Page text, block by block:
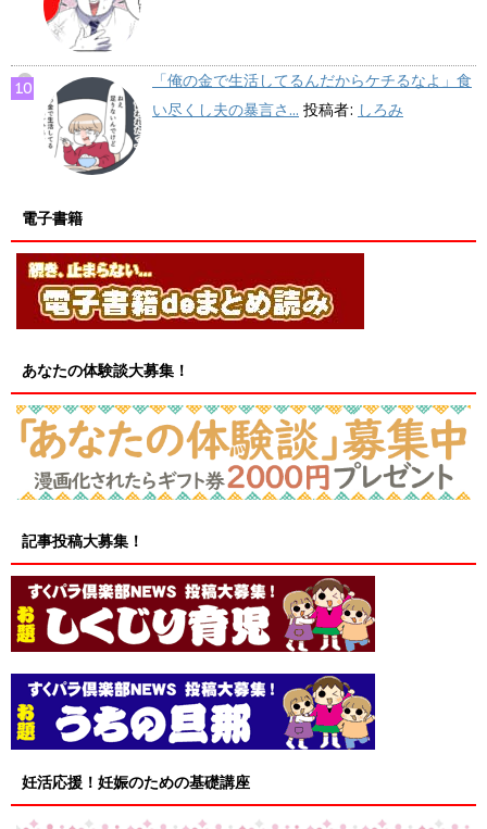
「俺の金で生活してるんだからケチるなよ」食
い尽くし夫の暴言さ... 投稿者: しろみ
電子書籍
あなたの体験談大募集！
記事投稿大募集！
妊活応援！妊娠のための基礎講座